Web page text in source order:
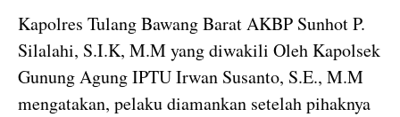
Kapolres Tulang Bawang Barat AKBP Sunhot P.
Silalahi, S.I.K, M.M yang diwakili Oleh Kapolsek
Gunung Agung IPTU Irwan Susanto, S.E., M.M
mengatakan, pelaku diamankan setelah pihaknya